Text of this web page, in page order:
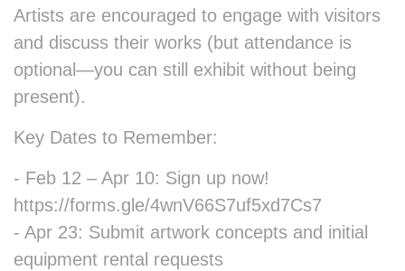
Artists are encouraged to engage with visitors
and discuss their works (but attendance is
optional—you can still exhibit without being
present).
Key Dates to Remember:
- Feb 12 – Apr 10: Sign up now!
https://forms.gle/4wnV66S7uf5xd7Cs7
- Apr 23: Submit artwork concepts and initial
equipment rental requests